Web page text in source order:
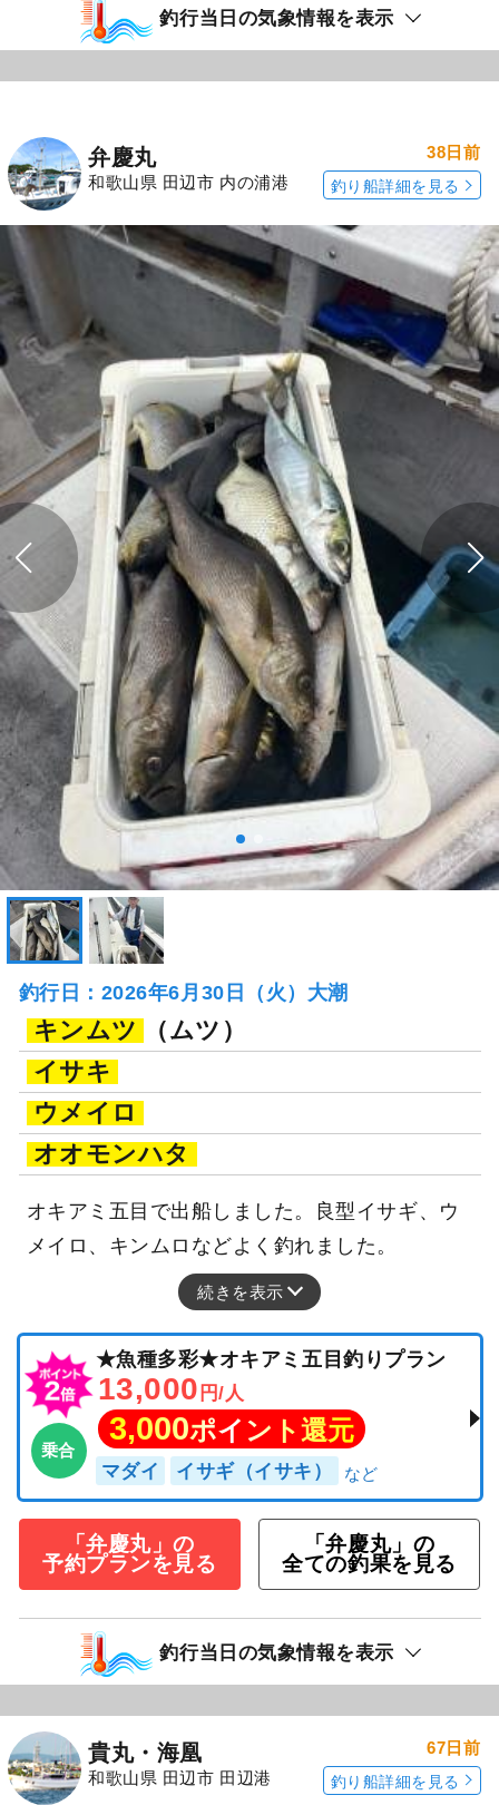
釣行当日の気象情報を表示
弁慶丸
和歌山県 田辺市 内の浦港
38日前
釣り船詳細を見る
釣行日：2026年6月30日（火）大潮
キンムツ
（ムツ）
イサキ
ウメイロ
オオモンハタ
オキアミ五目で出船しました。良型イサギ、ウ
メイロ、キンムロなどよく釣れました。
続きを表示
乗合
★魚種多彩★オキアミ五目釣りプラン
13,000 円/人
3,000ポイント還元
マダイ イサギ（イサキ）
「弁慶丸」の
予約プランを見る
「弁慶丸」の
全ての釣果を見る
釣行当日の気象情報を表示
貴丸・海凰
和歌山県 田辺市 田辺港
67日前
釣り船詳細を見る